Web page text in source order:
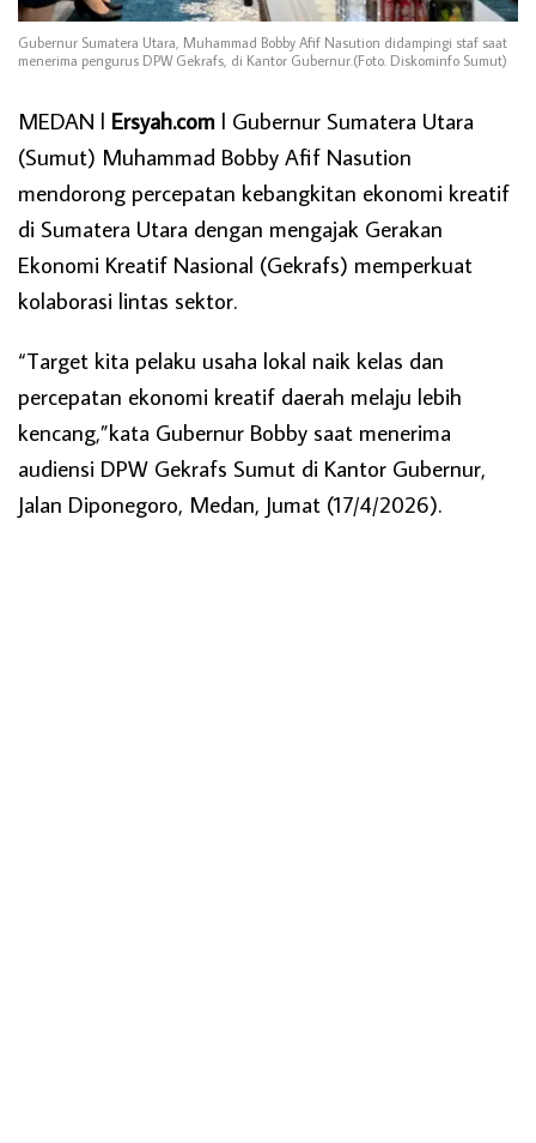
Gubernur Sumatera Utara, Muhammad Bobby Afif Nasution didampingi staf saat
menerima pengurus DPW Gekrafs, di Kantor Gubernur.(Foto. Diskominfo Sumut)
MEDAN l Ersyah.com l Gubernur Sumatera Utara
(Sumut) Muhammad Bobby Afif Nasution
mendorong percepatan kebangkitan ekonomi kreatif
di Sumatera Utara dengan mengajak Gerakan
Ekonomi Kreatif Nasional (Gekrafs) memperkuat
kolaborasi lintas sektor.
“Target kita pelaku usaha lokal naik kelas dan
percepatan ekonomi kreatif daerah melaju lebih
kencang,”kata Gubernur Bobby saat menerima
audiensi DPW Gekrafs Sumut di Kantor Gubernur,
Jalan Diponegoro, Medan, Jumat (17/4/2026).